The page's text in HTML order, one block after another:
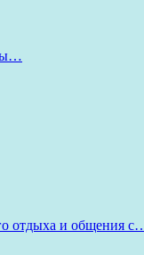
отдыха и общения